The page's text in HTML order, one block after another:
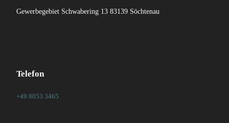
Gewerbegebiet Schwabering 13 83139 Söchtenau
Telefon
+49 8053 3465